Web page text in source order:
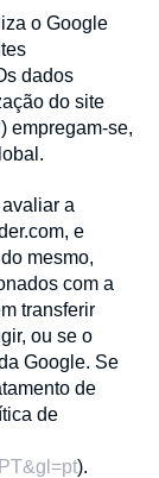
o Google
dados
do site
empregam-se,
a
e
mesmo,
com a
transferir
ou se o
Google. Se
de
de
).